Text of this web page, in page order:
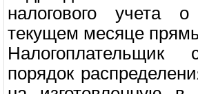
налогового учета
текущем месяце
Налогоплательщик
порядок